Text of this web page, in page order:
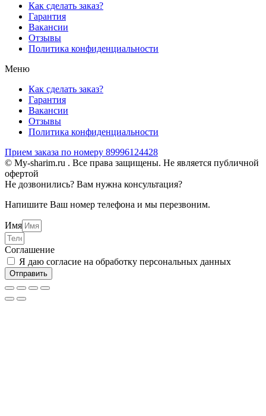
Как сделать заказ?
Гарантия
Вакансии
Отзывы
Политика конфиденциальности
Меню
Как сделать заказ?
Гарантия
Вакансии
Отзывы
Политика конфиденциальности
Прием заказа по номеру 89996124428
© My-sharim.ru . Все права защищены. Не является публичной
офертой
Не дозвонились? Вам нужна консультация?
Напишите Ваш номер телефона и мы перезвоним.
Имя
Соглашение
Я даю согласие на обработку персональных данных
Отправить